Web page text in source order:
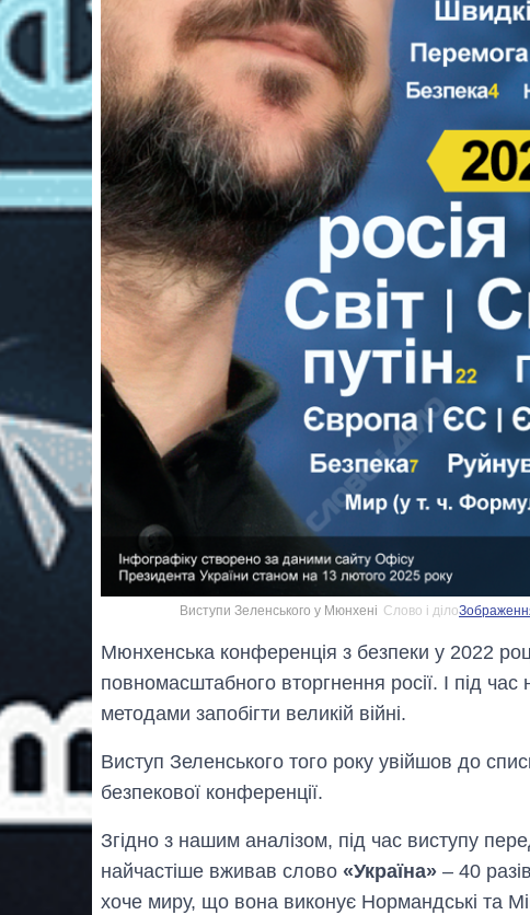
Виступи Зеленського у Мюнхені Слово і діло
Мюнхенська конференція з безпеки у 2022
повномасштабного вторгнення росії. І під
методами запобігти великій війні.
Виступ Зеленського того року увійшов до
безпекової конференції.
Згідно з нашим аналізом, під час виступу
найчастіше вживав слово «Україна» – 40
хоче миру, що вона виконує Нормандські та